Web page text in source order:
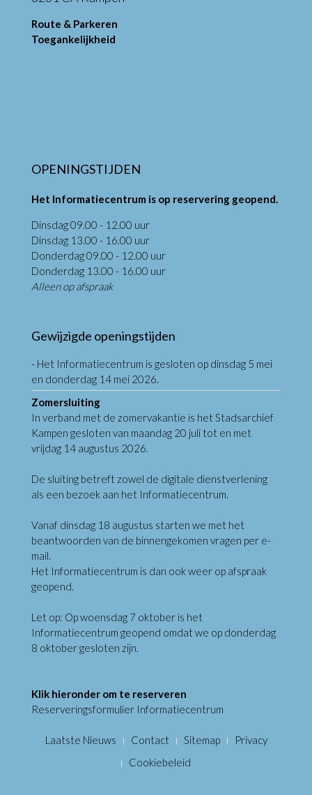
Route & Parkeren
Toegankelijkheid
OPENINGSTIJDEN
Het Informatiecentrum is op reservering geopend.
Dinsdag 09.00 - 12.00 uur
Dinsdag 13.00 - 16.00 uur
Donderdag 09.00 - 12.00 uur
Donderdag 13.00 - 16.00 uur
Alleen op afspraak
Gewijzigde openingstijden
- Het Informatiecentrum is gesloten op dinsdag 5 mei
en donderdag 14 mei 2026.
Zomersluiting
In verband met de zomervakantie is het Stadsarchief
Kampen gesloten van maandag 20 juli tot en met
vrijdag 14 augustus 2026.
De sluiting betreft zowel de digitale dienstverlening
als een bezoek aan het Informatiecentrum.
Vanaf dinsdag 18 augustus starten we met het
beantwoorden van de binnengekomen vragen per e-
mail.
Het Informatiecentrum is dan ook weer op afspraak
geopend.
Let op: Op woensdag 7 oktober is het
Informatiecentrum geopend omdat we op donderdag
8 oktober gesloten zijn.
Klik hieronder om te reserveren
Reserveringsformulier Informatiecentrum
Laatste Nieuws Contact Sitemap
Privacy
Cookiebeleid